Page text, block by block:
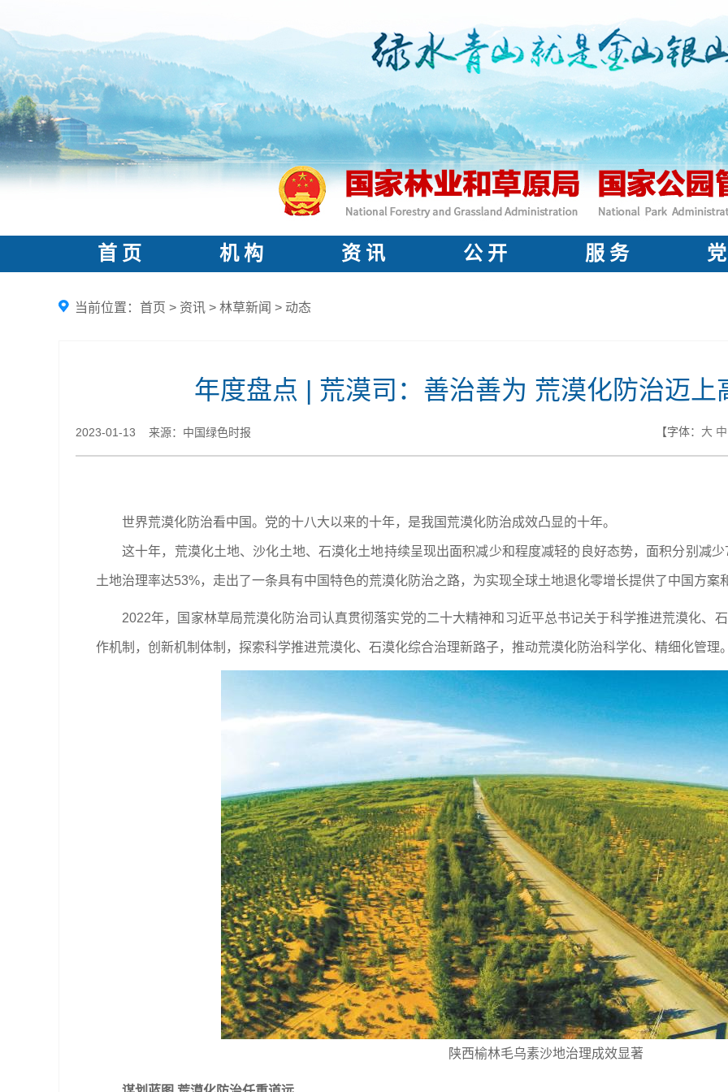
首 页 机 构 资 讯 公 开 服 务
当前位置： 首页 > 资讯 > 林草新闻 > 动态
年度盘点 | 荒漠司：善治善为 荒漠化防治迈上
2023-01-13 来源：中国绿色时报 【字体： 大 中
世界荒漠化防治看中国。党的十八大以来的十年，是我国荒漠化防治成效凸显的十年。
这十年，荒漠化土地、沙化土地、石漠化土地持续呈现出面积减少和程度减轻的良好态势，面积分别减
土地治理率达53%，走出了一条具有中国特色的荒漠化防治之路，为实现全球土地退化零增长提供了中国方案
2022年，国家林草局荒漠化防治司认真贯彻落实党的二十大精神和习近平总书记关于科学推进荒漠化、
作机制，创新机制体制，探索科学推进荒漠化、石漠化综合治理新路子，推动荒漠化防治科学化、精细化管理
陕西榆林毛乌素沙地治理成效显著